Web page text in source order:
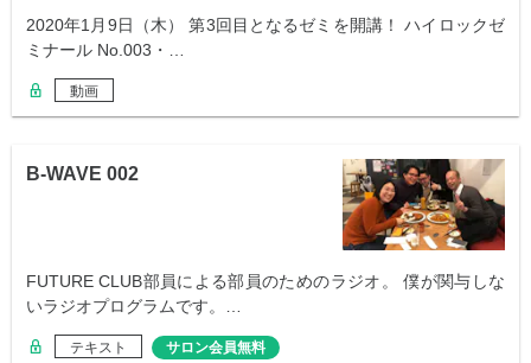
2020年1月9日（木） 第3回目となるゼミを開講！ ハイロックゼ
ミナール No.003・…
動画
B-WAVE 002
FUTURE CLUB部員による部員のためのラジオ。 僕が関与しな
いラジオプログラムです。…
テキスト サロン会員無料